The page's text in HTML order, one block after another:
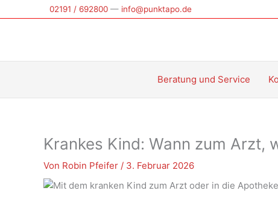
Inhalt
02191 / 692800 — info@punktapo.de
Beratung und Service
Krankes Kind: Wann zum Arzt,
Von Robin Pfeifer / 3. Februar 2026